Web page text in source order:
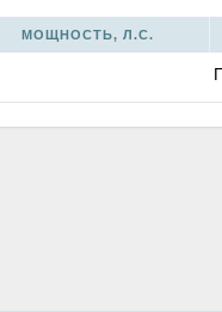
МОЩНОСТЬ, Л.С.